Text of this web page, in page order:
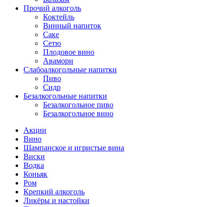
Прочий алкоголь
Коктейль
Винный напиток
Саке
Сетю
Плодовое вино
Авамори
Слабоалкогольные напитки
Пиво
Сидр
Безалкогольные напитки
Безалкогольное пиво
Безалкогольное вино
Акции
Вино
Шампанское и игристые вина
Виски
Водка
Коньяк
Ром
Крепкий алкоголь
Ликёры и настойки